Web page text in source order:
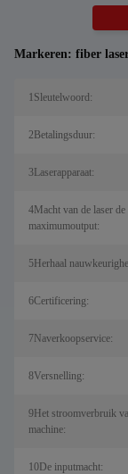
Markeren: fiber
1Sleutelwoord:
2Betalingsduur:
3Laserapparaat:
4Macht van de laser de
maximumoutput:
5Herhaal
6Certificering:
7Naverkoopservice:
8Versnelling:
9Het stroomverbruik
machine:
10De inputmacht: